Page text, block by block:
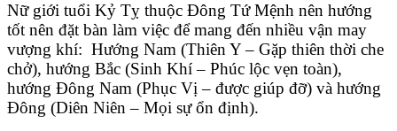
Nữ giới tuổi Kỷ Tỵ thuộc Đông Tứ Mệnh nên hướng
tốt nên đặt bàn làm việc để mang đến nhiều vận may
vượng khí: Hướng Nam (Thiên Y – Gặp thiên thời che
chở), hướng Bắc (Sinh Khí – Phúc lộc vẹn toàn),
hướng Đông Nam (Phục Vị – được giúp đỡ) và hướng
Đông (Diên Niên – Mọi sự ổn định).